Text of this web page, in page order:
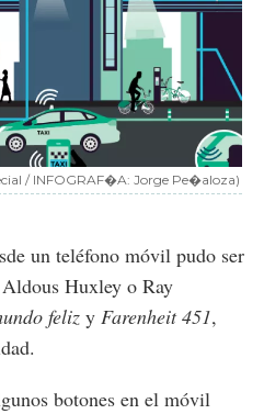
/ INFOGRAF�A: Jorge Pe�aloza)
un teléfono móvil pudo ser
Huxley o Ray
feliz y Farenheit 451,
botones en el móvil